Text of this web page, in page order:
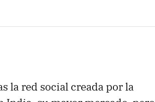
la red social creada por la